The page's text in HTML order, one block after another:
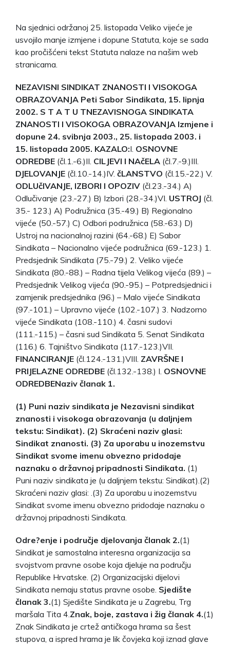
Na sjednici održanoj 25. listopada Veliko vijeće je
usvojilo manje izmjene i dopune Statuta, koje se sada
kao pročišćeni tekst Statuta nalaze na našim web
stranicama.
NEZAVISNI SINDIKAT ZNANOSTI I VISOKOGA
OBRAZOVANJA Peti Sabor Sindikata, 15. lipnja
2002. S T A T U TNEZAVISNOGA SINDIKATA
ZNANOSTI I VISOKOGA OBRAZOVANJA Izmjene i
dopune 24. svibnja 2003., 25. listopada 2003. i
15. listopada 2005. KAZALO:I. OSNOVNE
ODREDBE (čl.1.-6.)II. CILJEVI I NAčELA (čl.7.-9.)III.
DJELOVANJE (čl.10.-14.)IV. čLANSTVO (čl.15.-22.) V.
ODLUčIVANJE, IZBORI I OPOZIV (čl.23.-34.) A)
Odlučivanje (23.-27.) B) Izbori (28.-34.)VI. USTROJ (čl.
35.- 123.) A) Podružnica (35.-49.) B) Regionalno
vijeće (50.-57.) C) Odbori podružnica (58.-63.) D)
Ustroj na nacionalnoj razini (64.-68.) E) Sabor
Sindikata – Nacionalno vijeće podružnica (69.-123.) 1.
Predsjednik Sindikata (75.-79.) 2. Veliko vijeće
Sindikata (80.-88.) – Radna tijela Velikog vijeća (89.) –
Predsjednik Velikog vijeća (90.-95.) – Potpredsjednici i
zamjenik predsjednika (96.) – Malo vijeće Sindikata
(97.-101.) – Upravno vijeće (102.-107.) 3. Nadzorno
vijeće Sindikata (108.-110.) 4. časni sudovi
(111.-115.) – časni sud Sindikata 5. Senat Sindikata
(116.) 6. Tajništvo Sindikata (117.-123.)VII.
FINANCIRANJE (čl.124.-131.)VIII. ZAVRŠNE I
PRIJELAZNE ODREDBE (čl.132.-138.) I. OSNOVNE
ODREDBENaziv članak 1.
(1) Puni naziv sindikata je Nezavisni sindikat
znanosti i visokoga obrazovanja (u daljnjem
tekstu: Sindikat). (2) Skraćeni naziv glasi:
Sindikat znanosti. (3) Za uporabu u inozemstvu
Sindikat svome imenu obvezno pridodaje
naznaku o državnoj pripadnosti Sindikata. (1)
Puni naziv sindikata je (u daljnjem tekstu: Sindikat).(2)
Skraćeni naziv glasi: .(3) Za uporabu u inozemstvu
Sindikat svome imenu obvezno pridodaje naznaku o
državnoj pripadnosti Sindikata.
Odre?enje i područje djelovanja članak 2.(1)
Sindikat je samostalna interesna organizacija sa
svojstvom pravne osobe koja djeluje na području
Republike Hrvatske. (2) Organizacijski dijelovi
Sindikata nemaju status pravne osobe. Sjedište
članak 3.(1) Sjedište Sindikata je u Zagrebu, Trg
maršala Tita 4. Znak, boje, zastava i žig članak 4.(1)
Znak Sindikata je crtež antičkoga hrama sa šest
stupova, a ispred hrama je lik čovjeka koji iznad glave